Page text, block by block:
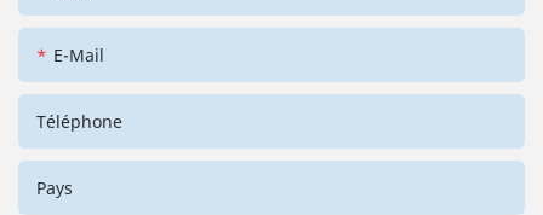
E-Mail
Téléphone
Pays